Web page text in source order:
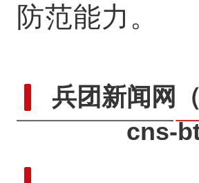
防范能力。
兵团新闻网
cns-